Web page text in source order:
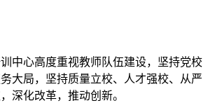
中心高度重视教师队伍建设，坚持党校
大局，坚持质量立校、人才强校、从严
深化改革，推动创新。